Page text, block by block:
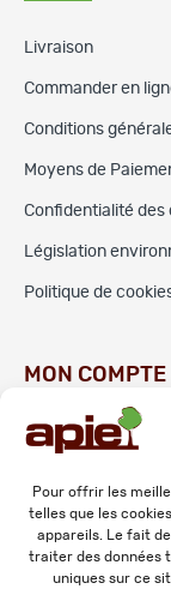
Pour offrir les
telles que les
appareils. Le fait
traiter des données
uniques sur ce
Livraison
Commander en
Conditions
Moyens de
Confidentialité des
Législation
Politique de
MON COMPTE
Commandes
Adresses
Mes informations